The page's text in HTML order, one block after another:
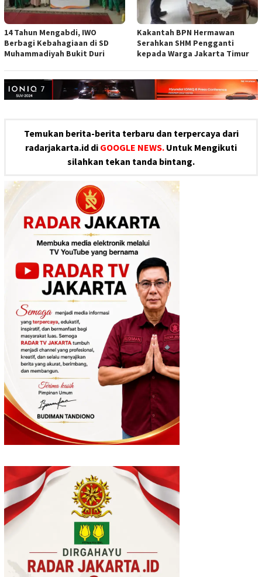
14 Tahun Mengabdi, IWO
Berbagi Kebahagiaan di SD
Muhammadiyah Bukit Duri
Kakantah BPN Hermawan
Serahkan SHM Pengganti
kepada Warga Jakarta Timur
Temukan berita-berita terbaru dan terpercaya dari
radarjakarta.id di GOOGLE NEWS. Untuk Mengikuti
silahkan tekan tanda bintang.